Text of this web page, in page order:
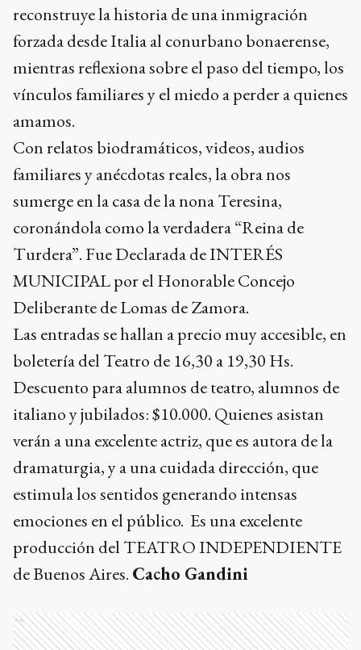
reconstruye la historia de una inmigración
forzada desde Italia al conurbano bonaerense,
mientras reflexiona sobre el paso del tiempo, los
vínculos familiares y el miedo a perder a quienes
amamos.
Con relatos biodramáticos, videos, audios
familiares y anécdotas reales, la obra nos
sumerge en la casa de la nona Teresina,
coronándola como la verdadera “Reina de
Turdera”. Fue Declarada de INTERÉS
MUNICIPAL por el Honorable Concejo
Deliberante de Lomas de Zamora.
Las entradas se hallan a precio muy accesible, en
boletería del Teatro de 16,30 a 19,30 Hs.
Descuento para alumnos de teatro, alumnos de
italiano y jubilados: $10.000. Quienes asistan
verán a una excelente actriz, que es autora de la
dramaturgia, y a una cuidada dirección, que
estimula los sentidos generando intensas
emociones en el público. Es una excelente
producción del TEATRO INDEPENDIENTE
de Buenos Aires. Cacho Gandini
Ads